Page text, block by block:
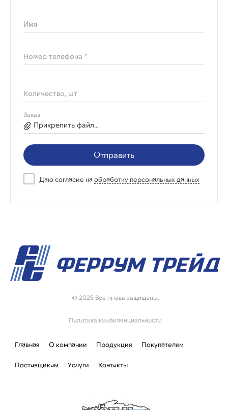
Имя
Номер телефона *
Количество, шт
Заказ
Прикрепить файл...
Отправить
Даю согласие на обработку персональных данных
© 2025 Все права защищены.
Политика конфиденциальности
Главная О компании Продукция Покупателям
Поставщикам Услуги Контакты